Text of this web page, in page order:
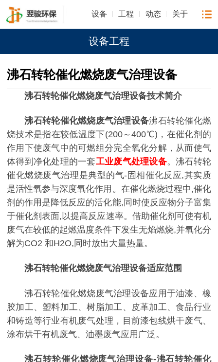
设备 工程 动态 关于
设备工程
沸石转轮催化燃烧废气治理设备
沸石转轮催化燃烧废气治理设备技术简介
沸石转轮催化燃烧废气治理设备沸石转轮催化燃
烧技术是指在较低温度下(200～400℃)，在催化剂的
作用下使废气中的可燃组分完全氧化分解，从而使气
体得到净化处理的一套工业废气处理设备。沸石转轮
催化燃烧废气治理是典型的气-固相催化反应,其实质
是活性氧参与深度氧化作用。在催化燃烧过程中,催化
剂的作用是降低反应的活化能,同时使反应物分子富集
于催化剂表面,以提高反应速率。借助催化剂可使有机
废气在较低的起燃温度条件下发生无焰燃烧,并氧化分
解为CO2 和H2O,同时放出大量热量。
沸石转轮催化燃烧废气治理设备适应范围
沸石转轮催化燃烧废气治理设备应用于油漆、橡
胶加工、塑料加工、树脂加工、皮革加工、食品行业
和铸造等行业有机废气处理，目前漆包线烘干废气、
涂布烘干有机废气、油墨废气应用广泛。
沸石转轮催化燃烧废气治理设备-沸石转轮催化